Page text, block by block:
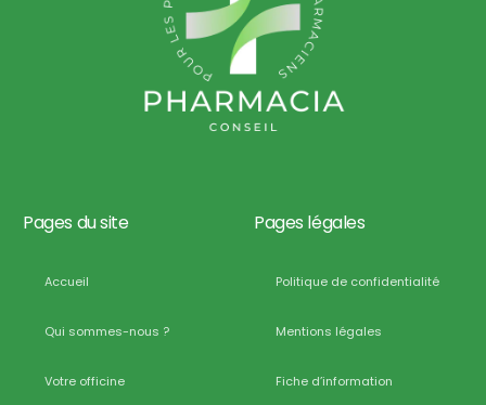
Pages du site
Accueil
Qui sommes-nous ?
Votre officine
Pages légales
Politique de confidentialité
Mentions légales
Fiche d’information